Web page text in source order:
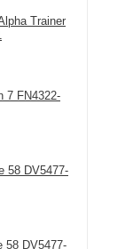
Trainer
7 FN4322-
58 DV5477-
58 DV5477-